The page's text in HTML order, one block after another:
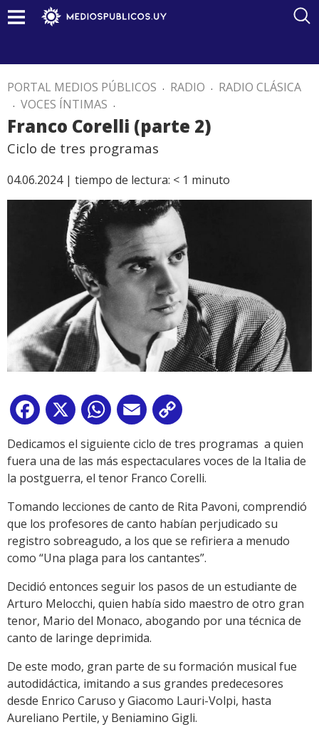
PORTAL MEDIOS PÚBLICOS . RADIO . RADIO CLÁSICA
. VOCES ÍNTIMAS .
Franco Corelli (parte 2)
Ciclo de tres programas
04.06.2024 | tiempo de lectura: < 1 minuto
Facebook
X WhatsApp
Email
Link
Dedicamos el siguiente ciclo de tres programas a quien
fuera una de las más espectaculares voces de la Italia de
la postguerra, el tenor Franco Corelli.
Tomando lecciones de canto de Rita Pavoni, comprendió
que los profesores de canto habían perjudicado su
registro sobreagudo, a los que se refiriera a menudo
como “Una plaga para los cantantes”.
Decidió entonces seguir los pasos de un estudiante de
Arturo Melocchi, quien había sido maestro de otro gran
tenor, Mario del Monaco, abogando por una técnica de
canto de laringe deprimida.
De este modo, gran parte de su formación musical fue
autodidáctica, imitando a sus grandes predecesores
desde Enrico Caruso y Giacomo Lauri-Volpi, hasta
Aureliano Pertile, y Beniamino Gigli.